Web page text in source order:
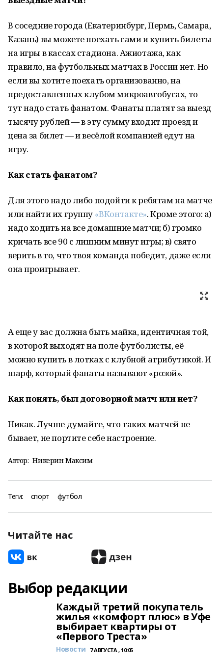
В соседние города (Екатеринбург, Пермь, Самара,
Казань) вы можете поехать сами и купить билеты
на игры в кассах стадиона. Ажиотажа, как
правило, на футбольных матчах в России нет. Но
если вы хотите поехать организованно, на
предоставленных клубом микроавтобусах, то
тут надо стать фанатом. Фанаты платят за выезд
тысячу рублей — в эту сумму входит проезд и
цена за билет — и весёлой компанией едут на
игру.
Как стать фанатом?
Для этого надо либо подойти к ребятам на матче
или найти их группу «ВКонтакте». Кроме этого: а)
надо ходить на все домашние матчи; б) громко
кричать все 90 с лишним минут игры; в) свято
верить в то, что твоя команда победит, даже если
она проигрывает.
А еще у вас должна быть майка, идентичная той,
в которой выходят на поле футболисты, её
можно купить в лотках с клубной атрибутикой. И
шарф, который фанаты называют «розой».
Как понять, был договорной матч или нет?
Никак. Лучше думайте, что таких матчей не
бывает, не портите себе настроение.
Автор: Никерин Максим
Теги: спорт футбол
Читайте нас
Выбор редакции
Каждый третий покупатель
жилья «комфорт плюс» в Уфе
выбирает квартиры от
«Первого Треста»
Новости 7 АВГУСТА , 10:05